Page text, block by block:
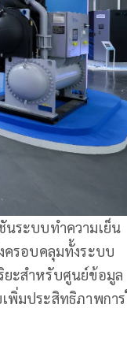
นระบบทำความเย็น
ครอบคลุมทั้งระบบ
ยะสำหรับศูนย์ข้อมูล
พิ่มประสิทธิภาพกา